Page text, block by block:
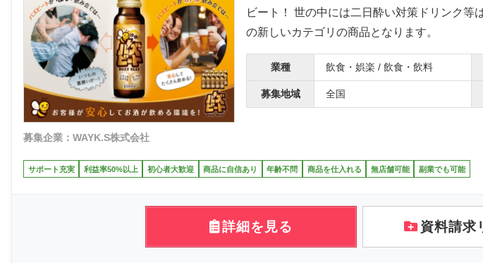
募集企業：WAYK.S株式会社
ビート！ 世の中には二日酔い対策ドリンク等
の新しいカテゴリの商品となります。
業種 飲食・娯楽 / 飲食・飲料
募集地域 全国
サポート充実 利益率50%以上 初心者大歓迎 商品に自信あり 年齢不問 商品を仕入れる 無店舗可能 副業でも可能
詳細を見る 資料請求